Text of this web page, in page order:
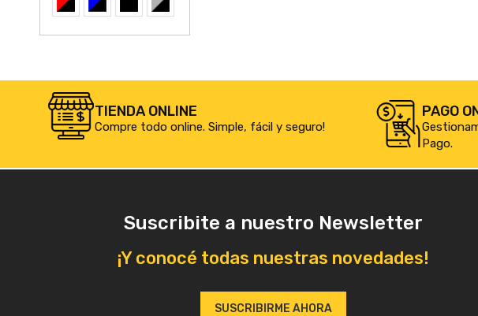
TIENDA ONLINE
Compre todo online. Simple, fácil y seguro!
PAGO
Pago.
Suscribite a nuestro Newsletter
¡Y conocé todas nuestras novedades!
SUSCRIBIRME AHORA
son competitivos y las entregas son rápidas. A seguir así,